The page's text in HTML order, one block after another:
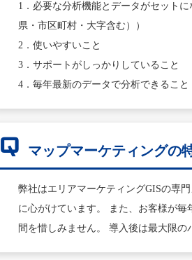
1．必要な分析機能とデータがセット
県・市区町村・大字含む））
2．使いやすいこと
3．サポートがしっかりしていること
4．毎年最新のデータで分析できるこ
Q マップマーケティングの
弊社はエリアマーケティングGISの専
に心がけています。 また、お客様が
間を惜しみません。 導入後は最大限の